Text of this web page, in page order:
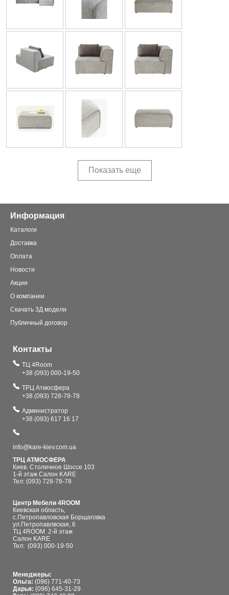
Показать еще
Информация
Каталоги
Доставка
Оплата
Новости
Акции
О компании
Скачать 3Д модели
Публичный договор
Контакты
ТЦ 4Room
+38 (093) 000-19-50
ТРЦ Атмосфера
+38 (093) 728-78-78
Администратор
+38 (093) 617 16 17
info@kare-kiev.com.ua
ТРЦ АТМОСФЕРА
Киев. Столичное Шоссе 103
1-й этаж Салон KARE
Тел: (093) 728-78-78
Центр Мебели 4ROOM
Киевская область,
с.Петропавловская Борщаговка
ул.Петропавлвская, 6
ТЦ 4ROOM 2-й этаж
Салон KARE
Тел: (093) 000-19-50
Менеджеры:
Ольга: (096) 771-40-73
Дарья: (096) 645-31-29